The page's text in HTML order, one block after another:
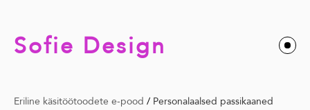
Sofie Design
Eriline käsitöötoodete e-pood / Personalaalsed passikaaned